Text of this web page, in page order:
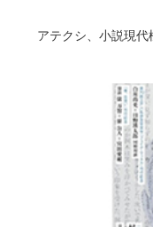
アテクシ、小説現代